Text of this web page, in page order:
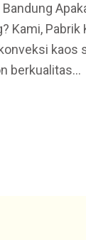
Kami,
kaos
berkualitas…